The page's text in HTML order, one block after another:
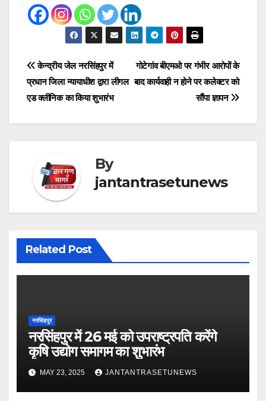
Post
navigation
गोटेगांव बीएमओ पर गंभीर आरोपों के
बाद कार्यवाही न होने पर कलेक्टर को
सौंपा ज्ञापन
केन्द्रीय जेल नरसिंहपुर में
प्रधान जिला न्यायाधीश द्वारा लीगल
एड क्लीनिक का किया शुभारंभ
By
jantantrasetunews
Related Post
नरसिंहपुर
नरसिंहपुर में 26 मई को उपराष्ट्रपति करेंगे
कृषि उद्योग समागम का शुभारंभ
MAY 23, 2025 JANTANTRASETUNEWS